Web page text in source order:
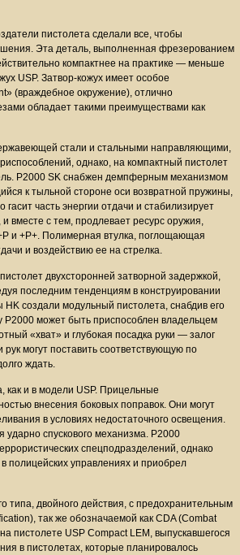
пистолета сделали все, чтобы
Эта деталь, выполненная фрезерованием
компактнее на практике — меньше
USP. Затвор-кожух имеет особое
(враждебное окружение), отлично
обладает такими преимуществами как
стали и стальными направляющими,
однако, на компактный пистолет
P2000 SK снабжен демпферным механизмом
к тыльной стороне оси возвратной пружины,
часть энергии отдачи и стабилизирует
вместе с тем, продлевает ресурс оружия,
и +P+. Полимерная втулка, поглощающая
и воздействию ее на стрелка.
двухсторонней затворной задержкой,
последним тенденциям в конструировании
HK создали модульный пистолета, снабдив его
P2000 может быть приспособлен владельцем
«хват» и глубокая посадка руки — залог
могут поставить соответствующую по
ждать.
как и в модели USP. Прицельные
внесения боковых поправок. Они могут
в условиях недостаточного освещения.
спускового механизма. P2000
спецподразделений, однако
полицейских управлениях и приобрел
типа, двойного действия, с предохранительным
так же обозначаемой как CDA (Combat
пистолете USP Compact LEM, выпускавшегося
в пистолетах, которые планировалось